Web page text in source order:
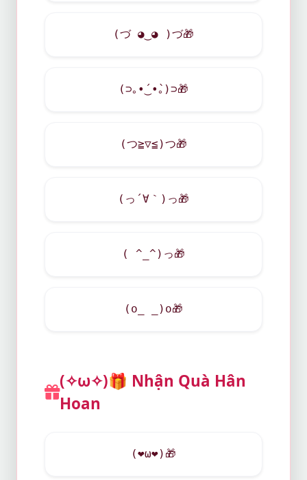
(づ ◕‿◕ )づ🎁
(⊃｡•́‿•̀｡)⊃🎁
(つ≧▽≦)つ🎁
(っ´∀｀)っ🎁
( ^_^)っ🎁
(o_ _)o🎁
(✧ω✧)🎁 Nhận Quà Hân
Hoan
(❤ω❤) 🎁